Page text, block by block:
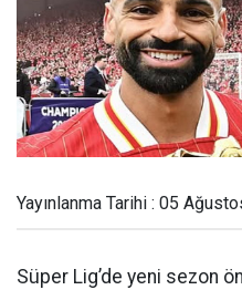
Yayınlanma Tarihi : 05
Süper Lig’de yeni sezon